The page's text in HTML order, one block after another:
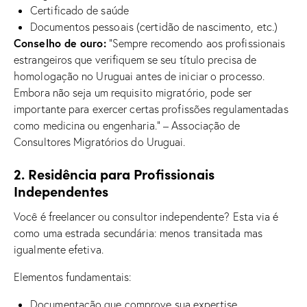
Certificado de saúde
Documentos pessoais (certidão de nascimento, etc.)
Conselho de ouro:“Sempre recomendo aos profissionais
estrangeiros que verifiquem se seu título precisa de
homologação no Uruguai antes de iniciar o processo.
Embora não seja um requisito migratório, pode ser
importante para exercer certas profissões regulamentadas
como medicina ou engenharia.” – Associação de
Consultores Migratórios do Uruguai.
2. Residência para Profissionais
Independentes
Você é freelancer ou consultor independente? Esta via é
como uma estrada secundária: menos transitada mas
igualmente efetiva.
Elementos fundamentais:
Documentação que comprove sua expertise